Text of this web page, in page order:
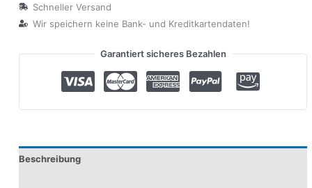
Schneller Versand
Wir speichern keine Bank- und Kreditkartendaten!
Garantiert sicheres Bezahlen
Beschreibung